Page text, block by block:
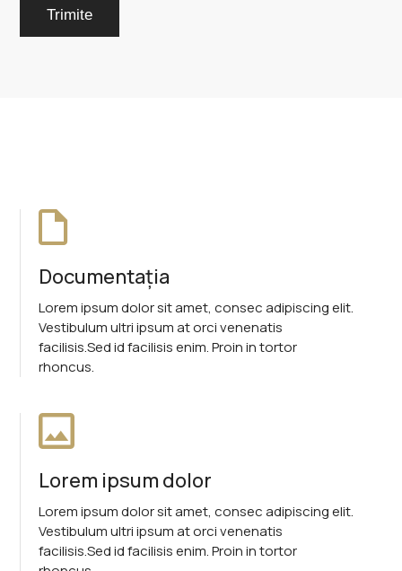
Documentația
Lorem ipsum dolor sit amet, consec adipiscing elit.
Vestibulum ultri ipsum at orci venenatis
facilisis.Sed id facilisis enim. Proin in tortor
rhoncus.
Lorem ipsum dolor
Lorem ipsum dolor sit amet, consec adipiscing elit.
Vestibulum ultri ipsum at orci venenatis
facilisis.Sed id facilisis enim. Proin in tortor